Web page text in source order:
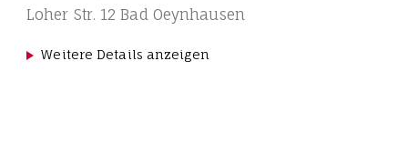
Loher Str. 12 Bad Oeynhausen
Weitere Details anzeigen